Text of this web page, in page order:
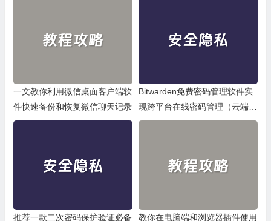
一文教你利用微信桌面客户端软
件快速备份和恢复微信聊天记录
Bitwarden免费密码管理软件实
现跨平台在线密码管理（云端密
码存储）
推荐一款二次密码保护验证必备 教你在电脑端和浏览器插件使用